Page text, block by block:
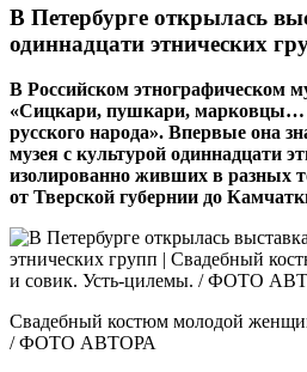
В Петербурге открылась
одиннадцати этнических
В Российском этнографическом
«Сицкари, пушкари,
русского народа». Впервые она
музея с культурой одиннадцати
изолированно живших в разных
от Тверской губернии до
Свадебный костюм молодой
/ ФОТО АВТОРА